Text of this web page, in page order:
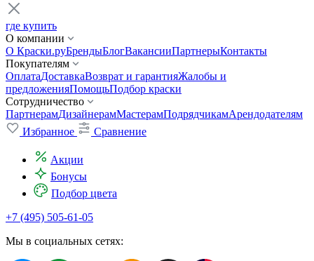
где купить
О компании
О Краски.руБрендыБлогВакансииПартнерыКонтакты
Покупателям
ОплатаДоставкаВозврат и гарантияЖалобы и
предложенияПомощьПодбор краски
Сотрудничество
ПартнерамДизайнерамМастерамПодрядчикамАрендодателям
Избранное
Сравнение
Акции
Бонусы
Подбор цвета
+7 (495) 505-61-05
Мы в социальных сетях: